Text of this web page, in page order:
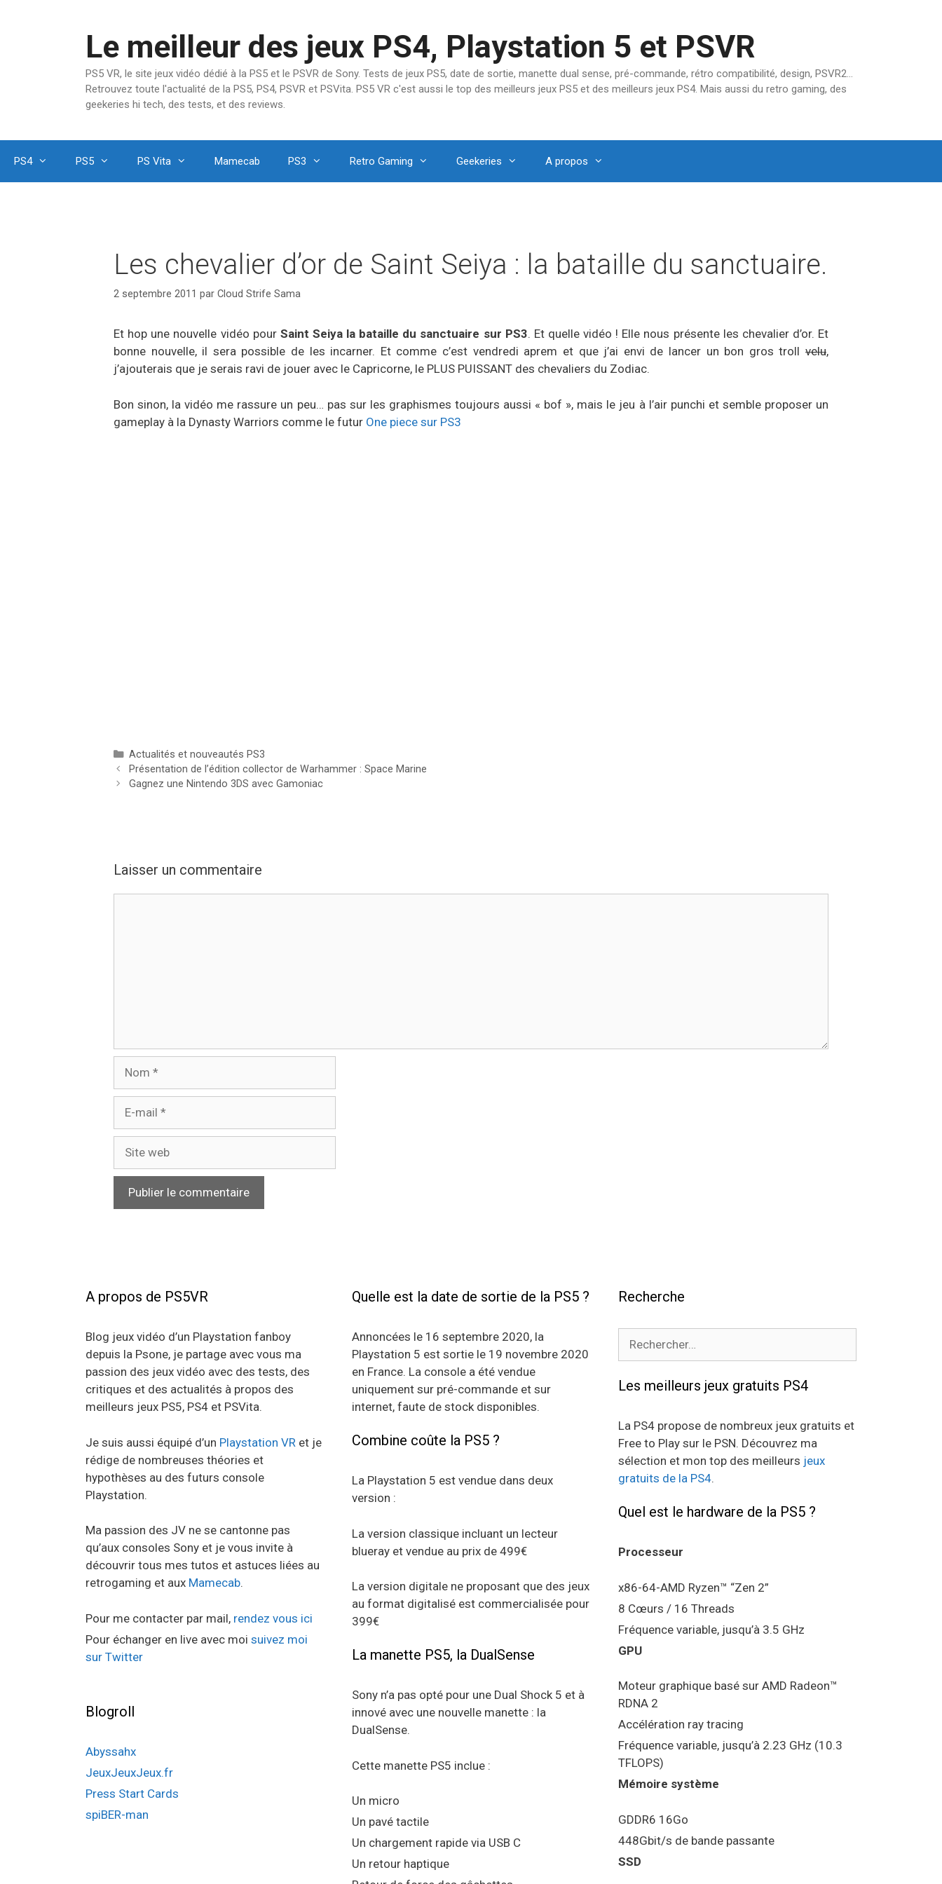
Le meilleur des jeux PS4, Playstation 5 et PSVR
PS5 VR, le site jeux vidéo dédié à la PS5 et le PSVR de Sony. Tests de jeux PS5, date de sortie, manette dual sense, pré-commande, rétro compatibilité, design, PSVR2…
Retrouvez toute l'actualité de la PS5, PS4, PSVR et PSVita. PS5 VR c'est aussi le top des meilleurs jeux PS5 et des meilleurs jeux PS4. Mais aussi du retro gaming, des
geekeries hi tech, des tests, et des reviews.
PS4 PS5 PS Vita Mamecab PS3 Retro Gaming Geekeries A propos
Les chevalier d’or de Saint Seiya : la bataille du sanctuaire.
2 septembre 2011 par Cloud Strife Sama
Et hop une nouvelle vidéo pour Saint Seiya la bataille du sanctuaire sur PS3. Et quelle vidéo ! Elle nous présente les chevalier d’or. Et
bonne nouvelle, il sera possible de les incarner. Et comme c’est vendredi aprem et que j’ai envi de lancer un bon gros troll velu,
j’ajouterais que je serais ravi de jouer avec le Capricorne, le PLUS PUISSANT des chevaliers du Zodiac.
Bon sinon, la vidéo me rassure un peu… pas sur les graphismes toujours aussi « bof », mais le jeu à l’air punchi et semble proposer un
gameplay à la Dynasty Warriors comme le futur One piece sur PS3
Catégories
Actualités et nouveautés PS3
Présentation de l’édition collector de Warhammer : Space Marine
Gagnez une Nintendo 3DS avec Gamoniac
Laisser un commentaire
A propos de PS5VR
Blog jeux vidéo d’un Playstation fanboy
depuis la Psone, je partage avec vous ma
passion des jeux vidéo avec des tests, des
critiques et des actualités à propos des
meilleurs jeux PS5, PS4 et PSVita.
Je suis aussi équipé d’un Playstation VR et je
rédige de nombreuses théories et
hypothèses au des futurs console
Playstation.
Ma passion des JV ne se cantonne pas
qu’aux consoles Sony et je vous invite à
découvrir tous mes tutos et astuces liées au
retrogaming et aux Mamecab.
Pour me contacter par mail, rendez vous ici
Pour échanger en live avec moi suivez moi
sur Twitter
Blogroll
Abyssahx
JeuxJeuxJeux.fr
Press Start Cards
spiBER-man
Quelle est la date de sortie de la PS5 ?
Annoncées le 16 septembre 2020, la
Playstation 5 est sortie le 19 novembre 2020
en France. La console a été vendue
uniquement sur pré-commande et sur
internet, faute de stock disponibles.
Combine coûte la PS5 ?
La Playstation 5 est vendue dans deux
version :
La version classique incluant un lecteur
blueray et vendue au prix de 499€
La version digitale ne proposant que des jeux
au format digitalisé est commercialisée pour
399€
La manette PS5, la DualSense
Sony n’a pas opté pour une Dual Shock 5 et à
innové avec une nouvelle manette : la
DualSense.
Cette manette PS5 inclue :
Un micro
Un pavé tactile
Un chargement rapide via USB C
Un retour haptique
Recherche
Les meilleurs jeux gratuits PS4
La PS4 propose de nombreux jeux gratuits et
Free to Play sur le PSN. Découvrez ma
sélection et mon top des meilleurs jeux
gratuits de la PS4.
Quel est le hardware de la PS5 ?
Processeur
x86-64-AMD Ryzen™ “Zen 2”
8 Cœurs / 16 Threads
Fréquence variable, jusqu’à 3.5 GHz
GPU
Moteur graphique basé sur AMD Radeon™
RDNA 2
Accélération ray tracing
Fréquence variable, jusqu’à 2.23 GHz (10.3
TFLOPS)
Mémoire système
GDDR6 16Go
448Gbit/s de bande passante
SSD